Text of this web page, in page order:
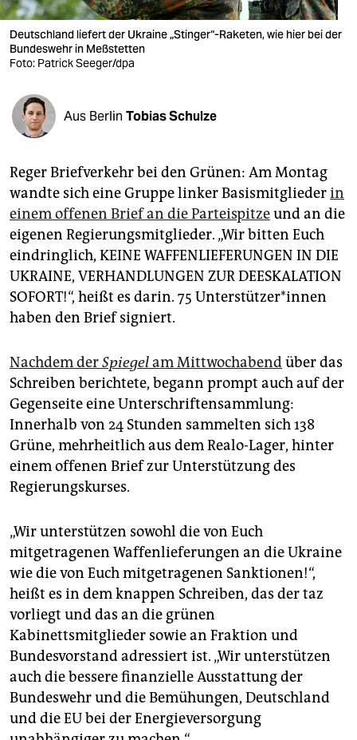
verlag
veranstaltungen
fragen & hilfe
abo
genossenschaft
epaper login
Deutschland liefert der Ukraine „Stinger“-Raketen, wie hier bei der
Bundeswehr in Meßstetten
Foto: Patrick Seeger/dpa
Aus Berlin Tobias Schulze
Reger Briefverkehr bei den Grünen: Am Montag
wandte sich eine Gruppe linker Basismitgliederin
einem offenen Brief an die Parteispitzeund an die
eigenen Regierungsmitglieder. „Wir bitten Euch
eindringlich, KEINE WAFFENLIEFERUNGEN IN DIE
UKRAINE, VERHANDLUNGEN ZUR DEESKALATION
SOFORT!“, heißt es darin. 75 Un­ter­stüt­ze­r*in­nen
haben den Brief signiert.
Nachdem derSpiegelam Mittwochabendüber das
Schreiben berichtete, begann prompt auch auf der
Gegenseite eine Unterschriftensammlung:
Innerhalb von 24 Stunden sammelten sich 138
Grüne, mehrheitlich aus dem Realo-Lager, hinter
einem offenen Brief zur Unterstützung des
Regierungskurses.
„Wir unterstützen sowohl die von Euch
mitgetragenen Waffenlieferungen an die Ukraine
wie die von Euch mitgetragenen Sanktionen!“,
heißt es in dem knappen Schreiben, das der taz
vorliegt und das an die grünen
Kabinettsmitglieder sowie an Fraktion und
Bundesvorstand adressiert ist. „Wir unterstützen
auch die bessere finanzielle Ausstattung der
Bundeswehr und die Bemühungen, Deutschland
und die EU bei der Energieversorgung